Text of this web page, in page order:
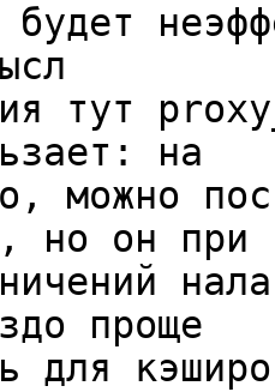
будет
тут
на
можно
но он при
проще
для